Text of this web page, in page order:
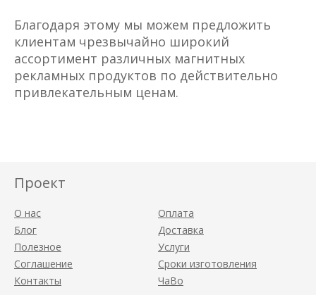
Благодаря этому мы можем предложить
клиентам чрезвычайно широкий
ассортимент различных магнитных
рекламных продуктов по действительно
привлекательным ценам.
Проект
О нас
Блог
Полезное
Соглашение
Контакты
Оплата
Доставка
Услуги
Сроки изготовления
ЧаВо